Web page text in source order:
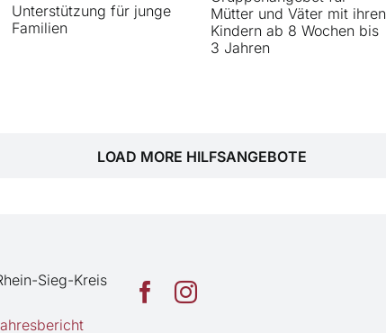
Unterstützung für junge
Familien
Mütter und Väter mit ihren
Kindern ab 8 Wochen bis
3 Jahren
LOAD MORE HILFSANGEBOTE
Sieg-Kreis